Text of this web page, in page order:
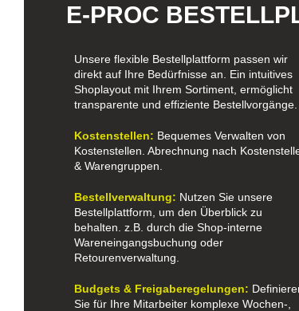
E-PROC
Unsere flexible Bestellplattform passen wir
direkt auf Ihre Bedürfnisse an. Ein intuitives
Shoplayout mit Ihrem Sortiment, ermöglicht
transparente und effiziente Bestellvorgänge.
Kostenstellen: Bequemes Verwalten von
Kostenstellen. Abrechnung nach
& Warengruppen.
Bestellverwaltung: Nutzen Sie unsere
Bestellplattform, um den Überblick zu
behalten. z.B. durch die Shop-interne
Wareneingangsbuchung oder
Retourenverwaltung.
Budgets & Freigaberegelungen:
Sie für Ihre Mitarbeiter komplexe Wochen-,